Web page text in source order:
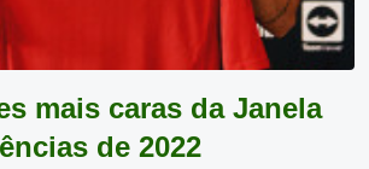
mais caras da Janela
de 2022